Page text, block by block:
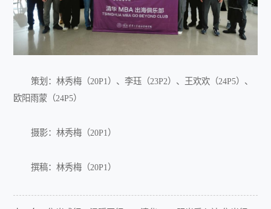
策划：林秀梅（20P1）、李珏（23P2）、王欢欢（24P5）、
欧阳雨蒙（24P5）
摄影：林秀梅（20P1）
撰稿：林秀梅（20P1）